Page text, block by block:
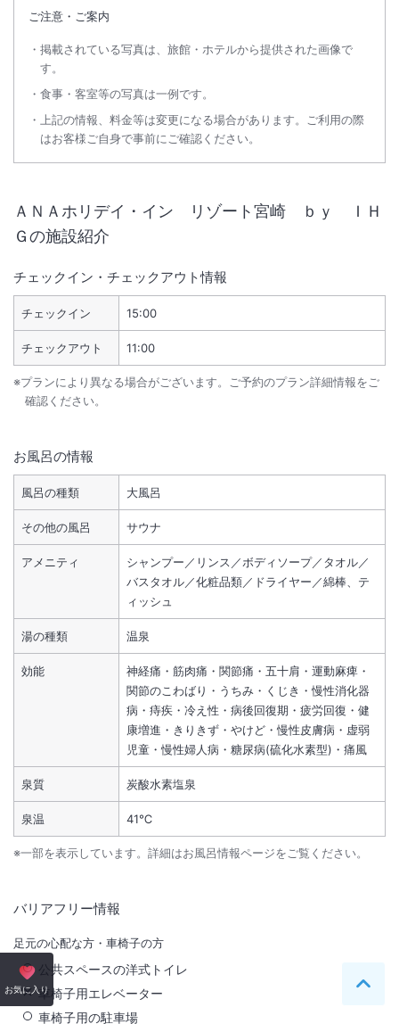
ご注意・ご案内
掲載されている写真は、旅館・ホテルから提供された画像で
す。
食事・客室等の写真は一例です。
上記の情報、料金等は変更になる場合があります。ご利用の際
はお客様ご自身で事前にご確認ください。
ＡＮＡホリデイ・イン リゾート宮崎 ｂｙ ＩＨ
Ｇの施設紹介
チェックイン・チェックアウト情報
チェックイン 15:00
チェックアウト 11:00
※プランにより異なる場合がございます。ご予約のプラン詳細情報をご
確認ください。
お風呂の情報
風呂の種類 大風呂
その他の風呂 サウナ
アメニティ
シャンプー／リンス／ボディソープ／タオル／
バスタオル／化粧品類／ドライヤー／綿棒、テ
ィッシュ
湯の種類 温泉
効能
神経痛・筋肉痛・関節痛・五十肩・運動麻痺・
関節のこわばり・うちみ・くじき・慢性消化器
病・痔疾・冷え性・病後回復期・疲労回復・健
康増進・きりきず・やけど・慢性皮膚病・虚弱
児童・慢性婦人病・糖尿病(硫化水素型)・痛風
泉質 炭酸水素塩泉
泉温 41℃
※一部を表示しています。詳細はお風呂情報ページをご覧ください。
バリアフリー情報
足元の心配な方・車椅子の方
公共スペースの洋式トイレ
車椅子用エレベーター
車椅子用の駐車場
お気に入り ペー